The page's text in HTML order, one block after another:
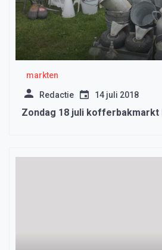
markten
Redactie 14 juli 2018
Zondag 18 juli kofferbakmarkt